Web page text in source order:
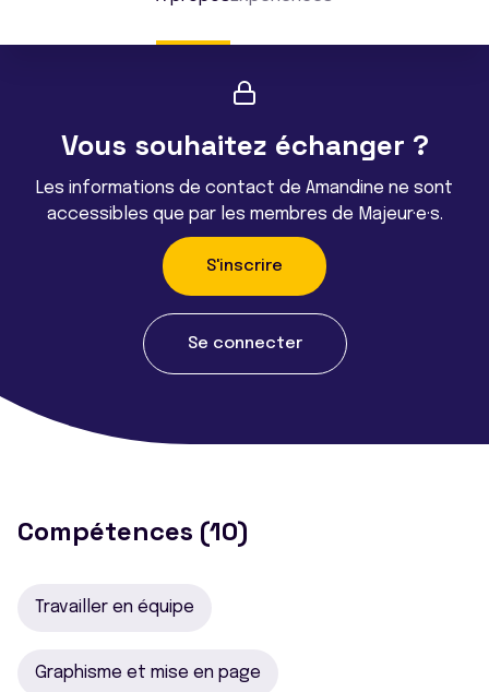
Vous souhaitez échanger ?
Les informations de contact de Amandine ne sont
accessibles que par les membres de Majeur·e·s.
S'inscrire
Se connecter
Compétences (10)
Travailler en équipe
Graphisme et mise en page